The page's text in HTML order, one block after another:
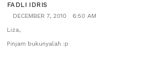
FADLI IDRIS
DECEMBER 7, 2010
6:50 AM
Liza,
Pinjam bukunyalah :p